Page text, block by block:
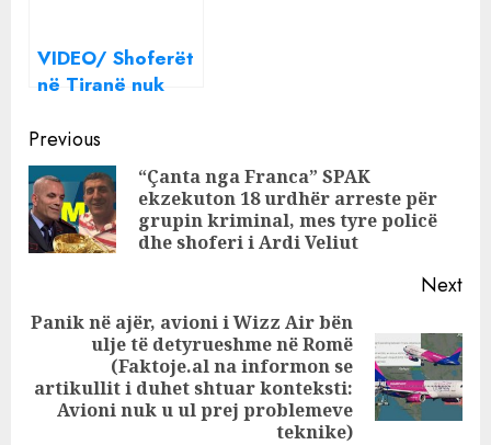
VIDEO/ Shoferët
në Tiranë nuk
momenti kur
makina merr
përpara 20-
vjeçaren në vijat
e bardha
Continue
Reading
Previous
“Çanta nga Franca” SPAK
ekzekuton 18 urdhër arreste për
grupin kriminal, mes tyre policë
dhe shoferi i Ardi Veliut
Next
post:
Panik në ajër, avioni i Wizz Air bën
ulje të detyrueshme në Romë
(Faktoje.al na informon se
artikullit i duhet shtuar konteksti:
Avioni nuk u ul prej problemeve
teknike)